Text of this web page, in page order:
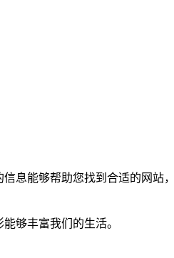
息能够帮助您找到合适的网站
够丰富我们的生活。